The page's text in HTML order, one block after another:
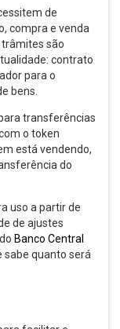
de
compra e venda
trâmites são
contrato
para o
bens.
transferências
o token
está vendendo,
do
uso a partir de
de ajustes
Banco Central
sabe quanto será